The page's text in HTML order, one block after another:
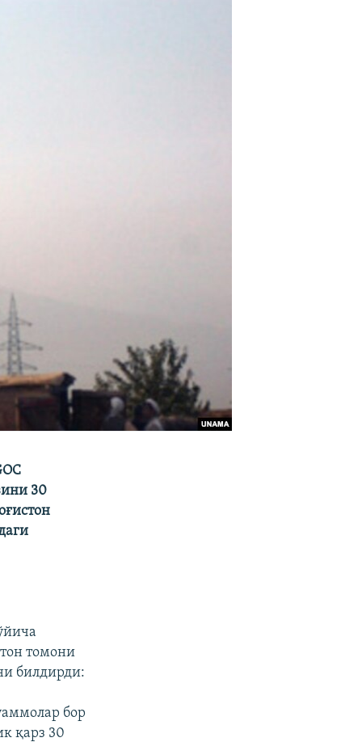
30
томони
билдирди:
бор
қарз 30